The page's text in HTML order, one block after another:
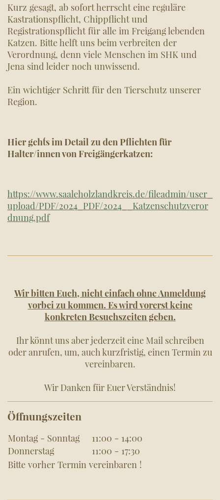
Kurz gesagt, ab sofort herrscht eine reguläre
Kastrationspflicht, Chippflicht und
Registrationspflicht für alle im Freigang lebenden
Katzen. Bitte helft uns beim verbreiten der
Verordnung, denn viele Menschen im SHK und
Jena sind leider noch unwissend.
Ein wichtiger Schritt für den Tierschutz unserer
Region.
Hier geht´s im Detail zu den Pflichten für
Halter/innen von Freigängerkatzen:
https://www.saaleholzlandkreis.de/fileadmin/user_
upload/PDF/2024_PDF/2024__Katzenschutzveror
dnung.pdf
Wir bitten Euch, nicht einfach ohne Anmeldung
vorbei zu kommen. Es wird vorerst keine
konkreten Besuchszeiten geben.
Ihr könnt uns aber jederzeit eine Mail schreiben
oder anrufen, um, auch kurzfristig, einen Termin zu
vereinbaren.
Wir Danken für Euer Verständnis!
Öffnungszeiten
Montag - Sonntag 11:00 - 14:00
Donnerstag
11:00 - 17:30
Bitte vorher Termin vereinbaren !